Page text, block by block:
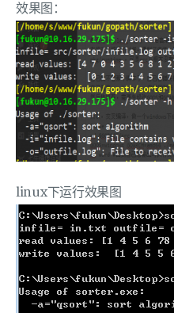
效果图：
linux下运行效果图